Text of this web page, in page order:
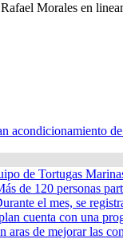
Morales en
acondicionamiento
de Tortugas
de 120 personas
el mes, se
cuenta con una
aras de mejorar las